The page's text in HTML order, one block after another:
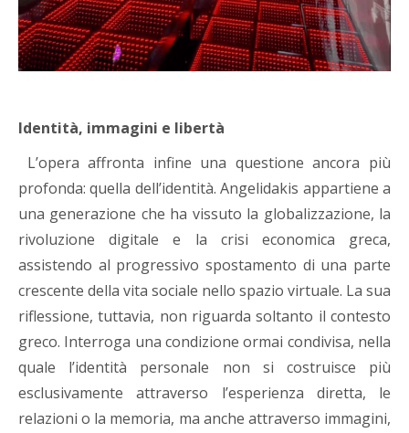
Identità, immagini e libertà
L’opera affronta infine una questione ancora più
profonda: quella dell’identità. Angelidakis appartiene a
una generazione che ha vissuto la globalizzazione, la
rivoluzione digitale e la crisi economica greca,
assistendo al progressivo spostamento di una parte
crescente della vita sociale nello spazio virtuale. La sua
riflessione, tuttavia, non riguarda soltanto il contesto
greco. Interroga una condizione ormai condivisa, nella
quale l’identità personale non si costruisce più
esclusivamente attraverso l’esperienza diretta, le
relazioni o la memoria, ma anche attraverso immagini,